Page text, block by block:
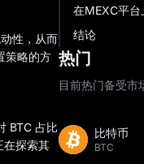
性，从而
策略的方
BTC 占比
在探索其
在MEXC平台
结论
热门
目前热门备受市
比特币
BTC